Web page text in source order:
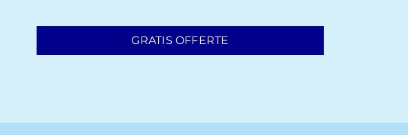
GRATIS OFFERTE